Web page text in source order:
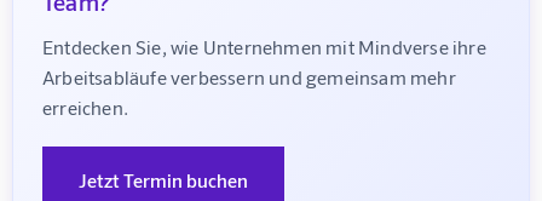
Entdecken Sie, wie Unternehmen mit Mindverse ihre
Arbeitsabläufe verbessern und gemeinsam mehr
erreichen.
Jetzt Termin buchen